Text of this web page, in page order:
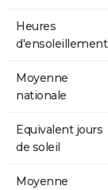
Heures
d'ensoleillement
Moyenne
nationale
Equivalent jours
de soleil
Moyenne